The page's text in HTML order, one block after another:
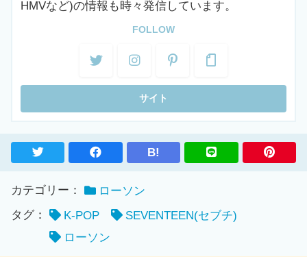
HMVなど)の情報も時々発信しています。
FOLLOW
B!
カテゴリー：
ローソン
タグ：
K-POP
SEVENTEEN(セブチ)
ローソン